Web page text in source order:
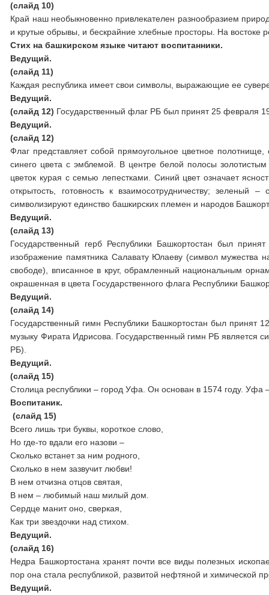
(слайд 10)
Край наш необыкновенно привлекателен разнообразием
и крутые обрывы, и бескрайние хлебные просторы. На востоке
Стих на башкирском языке читают воспитанники.
Ведущий.
(слайд 11)
Каждая республика имеет свои символы, выражающие ее
Ведущий.
(слайд 12) Государственный флаг РБ был принят 25 февраля
Ведущий.
(слайд 12)
Флаг представляет собой прямоугольное цветное
синего цвета с эмблемой. В центре белой полосы
цветок курая с семью лепестками. Синий цвет означает
открытость, готовность к взаимосотрудничеству;
символизируют единство башкирских племен и народов
Ведущий.
(слайд 13)
Государственный герб Республики Башкортостан был
изображение памятника Салавату Юлаеву (символ мужества
свободе), вписанное в круг, обрамленный национальным
окрашенная в цвета Государственного флага Республики
Ведущий.
(слайд 14)
Государственный гимн Республики Башкортостан был принят
музыку Фирата Идрисова. Государственный гимн РБ является
РБ).
Ведущий.
(слайд 15)
Столица республики – город Уфа. Он основан в 1574 году. Уфа
Воспитаник.
(слайд 15)
Всего лишь три буквы, короткое слово,
Но где-то вдали его назови –
Сколько встанет за ним родного,
Сколько в нем зазвучит любви!
В нем отчизна отцов святая,
В нем – любимый наш милый дом.
Сердце манит оно, сверкая,
Как три звездочки над стихом.
Ведущий.
(слайд 16)
Недра Башкортостана хранят почти все виды полезных
пор она стала республикой, развитой нефтяной и химической
Ведущий.